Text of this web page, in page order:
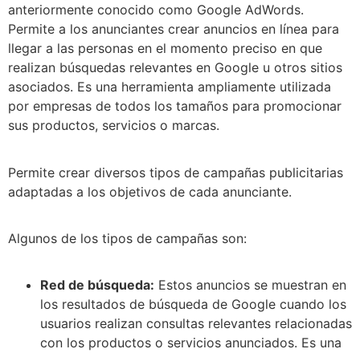
anteriormente conocido como Google AdWords.
Permite a los anunciantes crear anuncios en línea para
llegar a las personas en el momento preciso en que
realizan búsquedas relevantes en Google u otros sitios
asociados. Es una herramienta ampliamente utilizada
por empresas de todos los tamaños para promocionar
sus productos, servicios o marcas.
Permite crear diversos tipos de campañas publicitarias
adaptadas a los objetivos de cada anunciante.
Algunos de los tipos de campañas son:
Red de búsqueda: Estos anuncios se muestran en
los resultados de búsqueda de Google cuando los
usuarios realizan consultas relevantes relacionadas
con los productos o servicios anunciados. Es una